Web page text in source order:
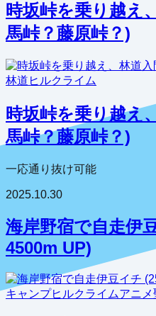
時坂峠を乗り越え
馬峠？藤原峠？)
林道 ヒルクライム
時坂峠を乗り越え
馬峠？藤原峠？)
一応通り抜け可能
2025.10.30
海岸野宿で自走伊
4500m UP)
キャンプヒルクライムアニメ